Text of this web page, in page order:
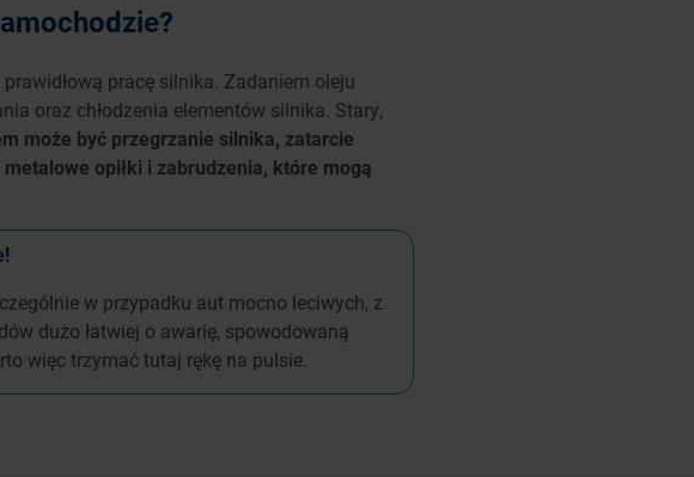
pracę silnika. Zadaniem oleju
oraz chłodzenia elementów silnika. Stary,
może być przegrzanie silnika, zatarcie
opiłki i zabrudzenia, które mogą
w przypadku aut mocno leciwych, z
dużo łatwiej o awarię, spowodowaną
więc trzymać tutaj rękę na pulsie.